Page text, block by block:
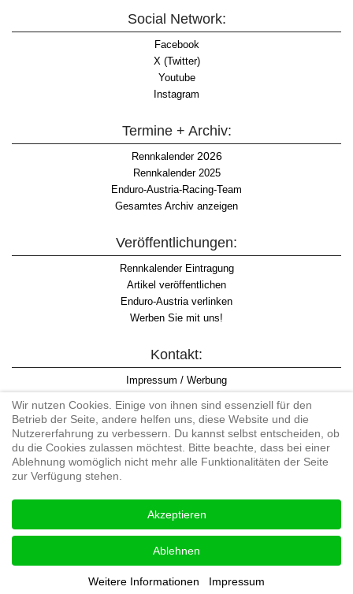
Social Network:
Facebook
X (Twitter)
Youtube
Instagram
Termine + Archiv:
Rennkalender2026
Rennkalender 2025
Enduro-Austria-Racing-Team
Gesamtes Archiv anzeigen
Veröffentlichungen:
Rennkalender Eintragung
Artikel veröffentlichen
Enduro-Austria verlinken
Werben Sie mit uns!
Kontakt:
Impressum / Werbung
Informationspflicht WKO
AGB
#enduroaustria, #wirlebenenduro #enduroaustriaracingteam
Enduro-Austria, Enduro, Endurosport, Endurocross, Endurotraining,
Endurotouren, Endurorennen, Hardenduro, Extreme Enduro
Wir nutzen Cookies. Einige von ihnen sind essenziell für den
Betrieb der Seite, andere helfen uns, diese Website und die
Nutzererfahrung zu verbessern. Du kannst selbst entscheiden, ob
du die Cookies zulassen möchtest. Bitte beachte, dass bei einer
Ablehnung womöglich nicht mehr alle Funktionalitäten der Seite
zur Verfügung stehen.
Akzeptieren
Ablehnen
Weitere Informationen Impressum